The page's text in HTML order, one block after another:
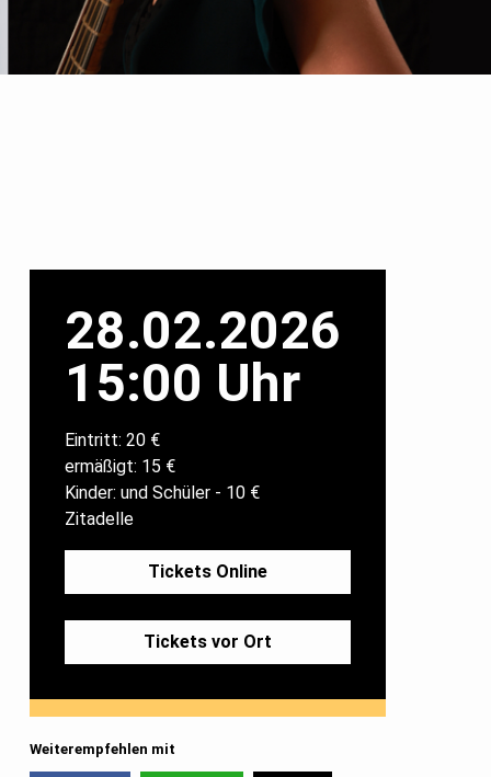
28.02.2026
15:00 Uhr
Eintritt: 20 €
ermäßigt: 15 €
Kinder: und Schüler - 10 €
Zitadelle
Tickets Online
Tickets vor Ort
Weiterempfehlen mit